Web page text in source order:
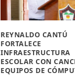
REYNALDO CANTÚ
FORTALECE
INFRAESTRUCTURA
ESCOLAR CON
EQUIPOS DE